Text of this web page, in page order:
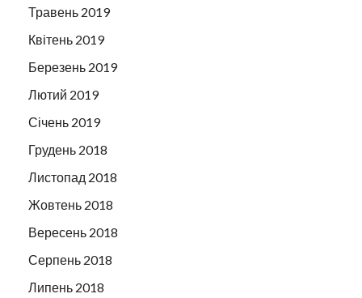
Травень 2019
Квітень 2019
Березень 2019
Лютий 2019
Січень 2019
Грудень 2018
Листопад 2018
Жовтень 2018
Вересень 2018
Серпень 2018
Липень 2018